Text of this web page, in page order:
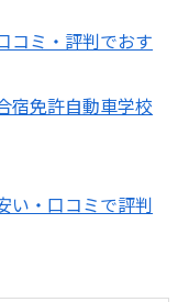
コミ・評判でおす
宿免許自動車学校
い・口コミで評判